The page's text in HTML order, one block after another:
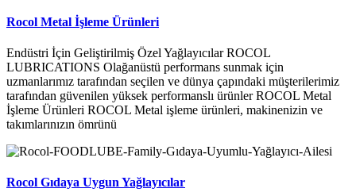
Rocol Metal İşleme Ürünleri
Endüstri İçin Geliştirilmiş Özel Yağlayıcılar ROCOL
LUBRICATIONS Olağanüstü performans sunmak için
uzmanlarımız tarafından seçilen ve dünya çapındaki müşterilerimiz
tarafından güvenilen yüksek performanslı ürünler ROCOL Metal
İşleme Ürünleri ROCOL Metal işleme ürünleri, makinenizin ve
takımlarınızın ömrünü
Rocol Gıdaya Uygun Yağlayıcılar